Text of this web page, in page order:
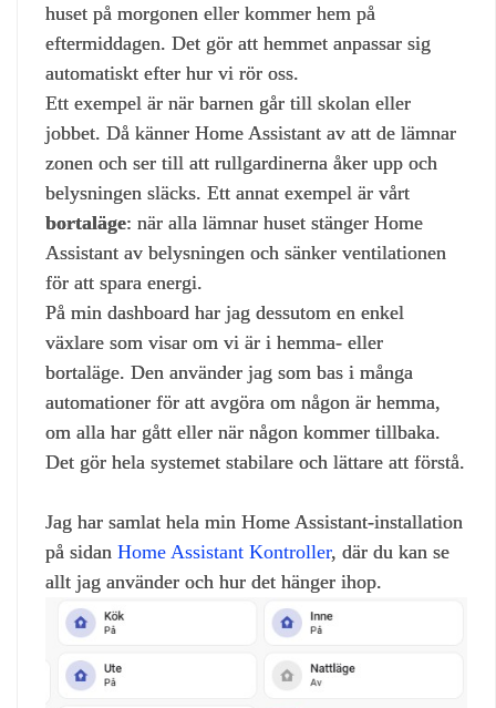
huset på morgonen eller kommer hem på
eftermiddagen. Det gör att hemmet anpassar sig
automatiskt efter hur vi rör oss.
Ett exempel är när barnen går till skolan eller
jobbet. Då känner Home Assistant av att de lämnar
zonen och ser till att rullgardinerna åker upp och
belysningen släcks. Ett annat exempel är vårt
bortaläge: när alla lämnar huset stänger Home
Assistant av belysningen och sänker ventilationen
för att spara energi.
På min dashboard har jag dessutom en enkel
växlare som visar om vi är i hemma‑ eller
bortaläge. Den använder jag som bas i många
automationer för att avgöra om någon är hemma,
om alla har gått eller när någon kommer tillbaka.
Det gör hela systemet stabilare och lättare att förstå.
Jag har samlat hela min Home Assistant‑installation
på sidan Home Assistant Kontroller, där du kan se
allt jag använder och hur det hänger ihop.